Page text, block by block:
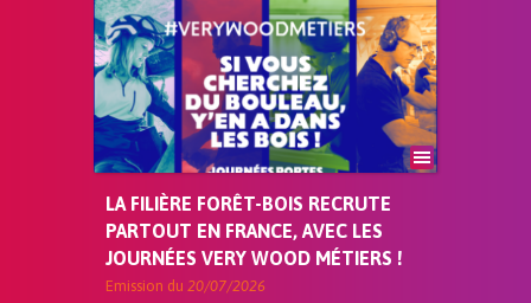
LA FILIÈRE FORÊT-BOIS RECRUTE
PARTOUT EN FRANCE, AVEC LES
JOURNÉES VERY WOOD MÉTIERS !
Emission du 20/07/2026